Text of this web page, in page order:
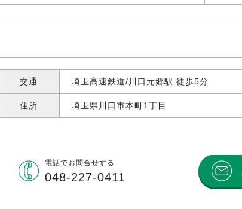
交通 埼玉高速鉄道/川口元郷駅 徒歩5分
住所 埼玉県川口市本町1丁目
電話でお問合せする
048-227-0411